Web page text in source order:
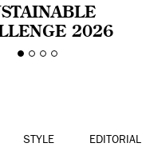
2026
LA
STYLE EDITORIAL